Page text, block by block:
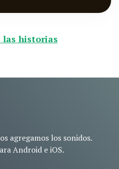
las historias
agregamos los sonidos.
Android e iOS.